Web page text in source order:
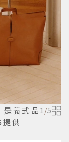
義式品
供
1/5